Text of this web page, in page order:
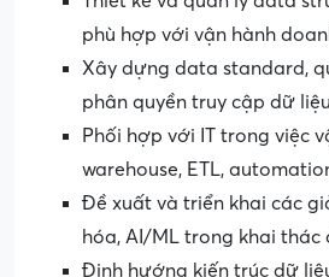
phù hợp với vận hành
Xây dựng data standard,
phân quyền truy cập dữ
Phối hợp với IT trong việc
warehouse, ETL,
Đề xuất và triển khai các
hóa, AI/ML trong khai thác
Định hướng kiến trúc dữ